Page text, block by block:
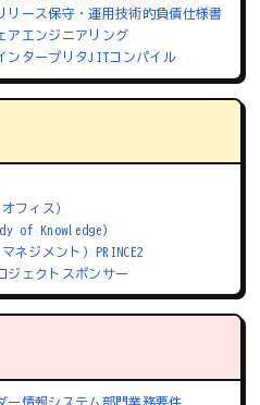
リース保守・運用 技術的負債仕様書
アエンジニアリング
ンタープリタ JITコンパイル
フィス）
of Knowledge）
ネジメント） PRINCE2
ジェクトスポンサー
ー情報システム部門業務要件